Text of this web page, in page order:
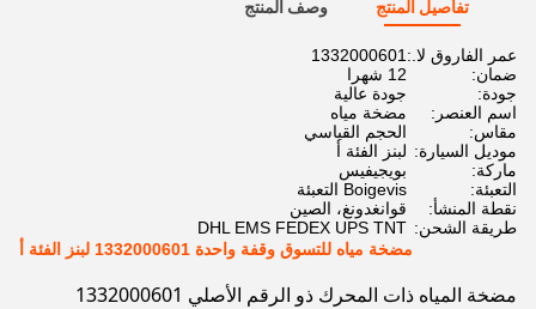
تفاصيل المنتج وصف المنتج
عمر الفاروق لا.: 1332000601
ضمان:
12 شهرا
جودة:
جودة عالية
اسم العنصر:
مضخة مياه
مقاس:
الحجم القياسي
موديل السيارة: لبنز الفئة أ
ماركة:
بويجيفيس
التعبئة:
Boigevis التعبئة
نقطة المنشأ:
قوانغدونغ، الصين
طريقة الشحن: DHL EMS FEDEX UPS TNT
مضخة مياه للتسوق وقفة واحدة 1332000601 لبنز الفئة أ
مضخة المياه ذات المحرك ذو الرقم الأصلي 1332000601